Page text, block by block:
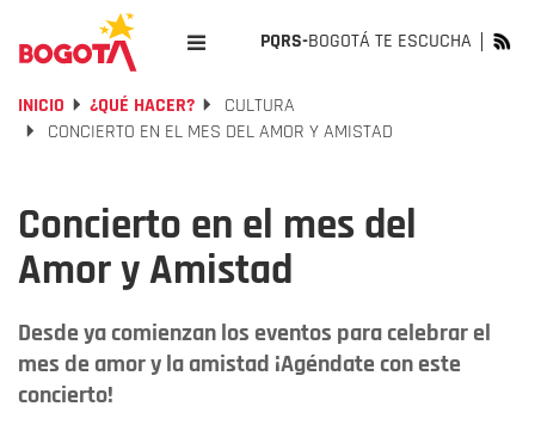
PQRS-BOGOTÁ TE ESCUCHA
INICIO ¿QUÉ HACER?
CULTURA
CONCIERTO EN EL MES DEL AMOR Y AMISTAD
Concierto en el mes del
Amor y Amistad
Desde ya comienzan los eventos para celebrar el
mes de amor y la amistad ¡Agéndate con este
concierto!